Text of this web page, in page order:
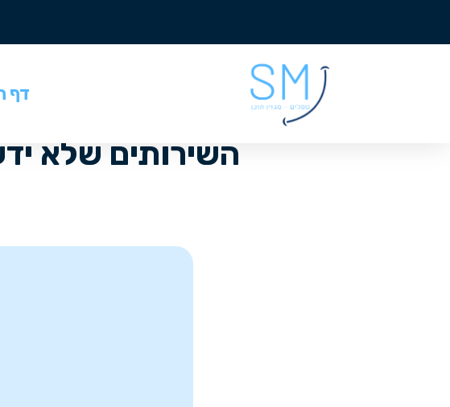
דף
השירותים שלא